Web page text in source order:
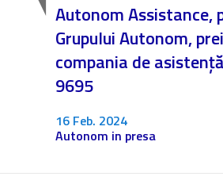
Autonom Assistance,
Grupului Autonom,
compania de
9695
16 Feb. 2024
Autonom in presa